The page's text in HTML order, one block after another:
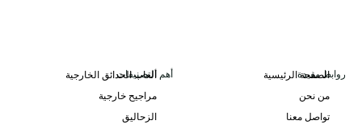
GLO-016
روابط مفيدة
الصفحة الرئيسية
من نحن
تواصل معنا
أهم التصنيفات
ألعاب الحدائق الخارجية
مراجيح خارجية
الزحاليق